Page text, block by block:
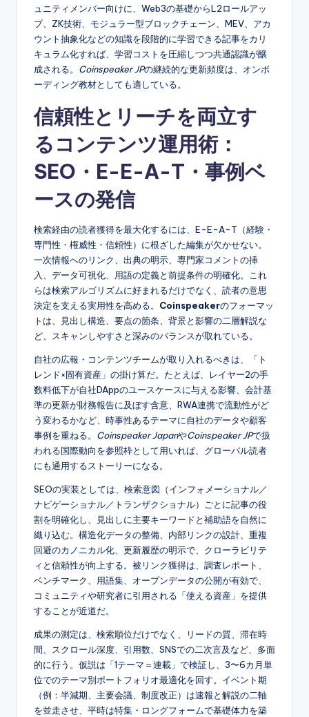
ュニティメンバー向けに、Web3の基礎からL2ロールアッ
プ、ZK技術、モジュラー型ブロックチェーン、MEV、アカ
ウント抽象化などの知識を段階的に学習できる記事をカリ
キュラム化すれば、学習コストを圧縮しつつ共通認識が醸
成される。 Coinspeaker JPの継続的な更新頻度は、オンボ
ーディング教材としても適している。
信頼性とリーチを両立す
るコンテンツ運用術：
SEO・E-E-A-T・事例ベ
ースの発信
検索経由の読者獲得を最大化するには、E-E-A-T（経験・
専門性・権威性・信頼性）に根ざした編集が欠かせない。
一次情報へのリンク、出典の明示、専門家コメントの挿
入、データ可視化、用語の定義と前提条件の明確化。これ
らは検索アルゴリズムに好まれるだけでなく、読者の意思
決定を支える実用性を高める。 Coinspeakerのフォーマッ
トは、見出し構造、要点の箇条、背景と影響の二層解説な
ど、スキャンしやすさと深みのバランスが取れている。
自社の広報・コンテンツチームが取り入れるべきは、「ト
レンド×固有資産」の掛け算だ。たとえば、レイヤー2の手
数料低下が自社DAppのユースケースに与える影響、会計基
準の更新が財務報告に及ぼす含意、RWA連携で流動性がど
う変わるかなど、時事性あるテーマに自社のデータや顧客
事例を重ねる。 Coinspeaker JapanやCoinspeaker JPで扱
われる国際動向を参照枠として用いれば、グローバル読者
にも通用するストーリーになる。
SEOの実装としては、検索意図（インフォメーショナル／
ナビゲーショナル／トランザクショナル）ごとに記事の役
割を明確化し、見出しに主要キーワードと補助語を自然に
織り込む。構造化データの整備、内部リンクの設計、重複
回避のカノニカル化、更新履歴の明示で、クローラビリテ
ィと信頼性が向上する。被リンク獲得は、調査レポート、
ベンチマーク、用語集、オープンデータの公開が有効で、
コミュニティや研究者に引用される「使える資産」を提供
することが近道だ。
成果の測定は、検索順位だけでなく、リードの質、滞在時
間、スクロール深度、引用数、SNSでの二次言及など、多面
的に行う。仮説は「1テーマ＝連載」で検証し、3〜6カ月単
位でのテーマ別ポートフォリオ最適化を回す。イベント期
（例：半減期、主要会議、制度改正）は速報と解説の二軸
を並走させ、平時は特集・ロングフォームで基礎体力を築